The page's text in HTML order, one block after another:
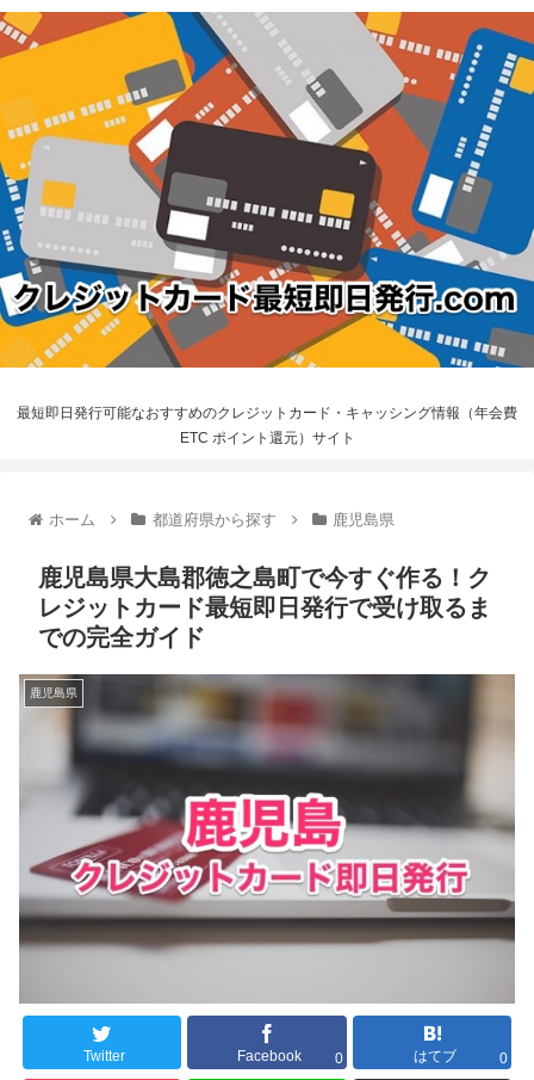
最短即日発行可能なおすすめのクレジットカード・キャッシング情報（年会費
ETC ポイント還元）サイト
ホーム 都道府県から探す 鹿児島県
鹿児島県大島郡徳之島町で今すぐ作る！ク
レジットカード最短即日発行で受け取るま
での完全ガイド
鹿児島県
Twitter Facebook 0 はてブ 0